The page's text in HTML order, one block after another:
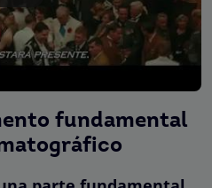
fundamental